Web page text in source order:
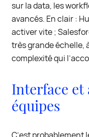
sur la data, les
avancés. En clair :
activer vite ;
très grande échelle,
complexité qui
Interface et
équipes